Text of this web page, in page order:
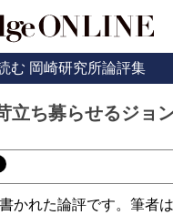
む 岡崎研究所論評集
立ち募らせるジョ
かれた論評です。筆者